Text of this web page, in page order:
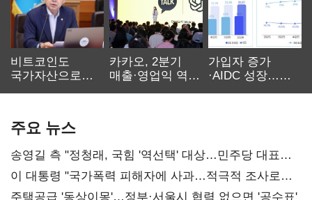
비트코인도
국가자산으로…'
카카오, 2분기
매출·영업익 역대
가입자 증가
·AIDC 성장…
주요 뉴스
송영길 측 "정청래, 국힘 '역선택' 대상…민주당 대표로
총선 지휘 못해"
이 대통령 "국가폭력 피해자에 사과…적극적 조사로
진실 밝혀야"
주택공급 '동상이몽'…정부·서울시 협력 없으면 '공수표'